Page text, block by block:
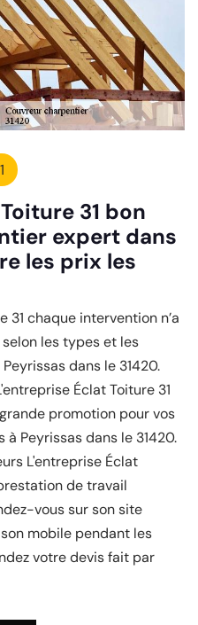
31 bon
expert dans
les prix les
31 chaque intervention n’a
les types et les
dans le 31420.
Éclat Toiture 31
promotion pour vos
Peyrissas dans le 31420.
L'entreprise Éclat
de travail
vous sur son site
mobile pendant les
votre devis fait par